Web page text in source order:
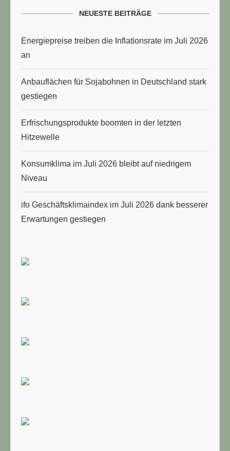
NEUESTE BEITRÄGE
Energiepreise treiben die Inflationsrate im Juli 2026
an
Anbauflächen für Sojabohnen in Deutschland stark
gestiegen
Erfrischungsprodukte boomten in der letzten
Hitzewelle
Konsumklima im Juli 2026 bleibt auf niedrigem
Niveau
ifo Geschäftsklimaindex im Juli 2026 dank besserer
Erwartungen gestiegen